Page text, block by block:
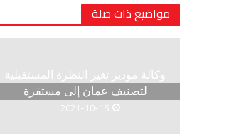
مواضيع ذات صلة
وكالة موديز تغير النظرة المستقبلية
لتصنيف عمان إلى مستقرة
2021-10-15